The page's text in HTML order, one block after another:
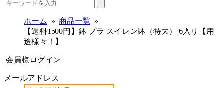
ホーム
商品一覧
【送料1500円】鉢 プラ スイレン鉢（特大） 6入り【用
途様々！】
会員様ログイン
メールアドレス